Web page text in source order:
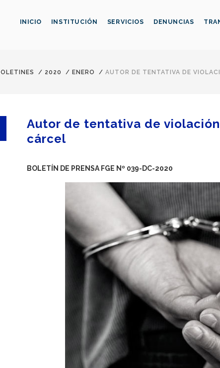
INICIO INSTITUCIÓN SERVICIOS DENUNCIAS
/ 2020 / ENERO / AUTOR DE TENTATIVA DE
Autor de tentativa de
cárcel
BOLETÍN DE PRENSA FGE Nº 039-DC-2020